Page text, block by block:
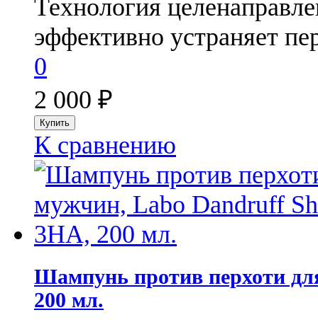
Технология
эффективно устраняет
0
2 000 ₽
К сравнению
Шампунь против перхоти
200 мл.